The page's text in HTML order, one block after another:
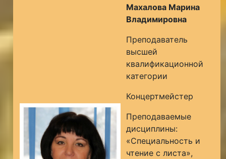
Махалова Марина
Владимировна
Преподаватель
высшей
квалификационной
категории
Концертмейстер
Преподаваемые
дисциплины:
«Специальность и
чтение с листа»,